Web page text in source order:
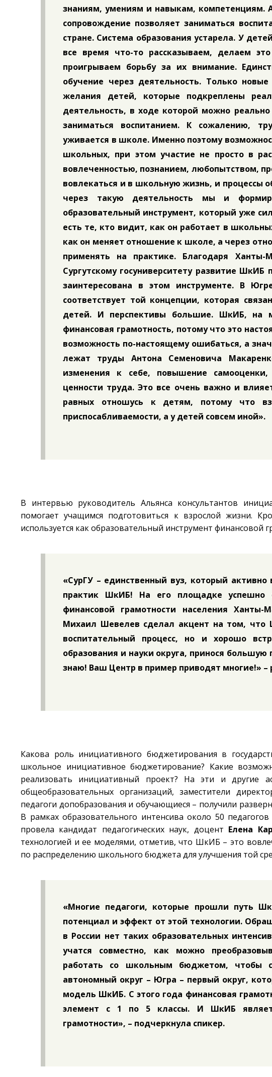
знаниям, умениям и навыкам, компетенциям.
сопровождение позволяет заниматься
стране. Система образования устарела. У
все время что-то рассказываем, делаем
проигрываем борьбу за их внимание.
обучение через деятельность. Только
желания детей, которые подкреплены
деятельность, в ходе которой можно
заниматься воспитанием. К сожалению,
уживается в школе. Именно поэтому
школьных, при этом участие не просто в
вовлеченностью, познанием, любопытством,
вовлекаться и в школьную жизнь, и процессы
через такую деятельность мы и
образовательный инструмент, который уже
есть те, кто видит, как он работает в
как он меняет отношение к школе, а через
применять на практике. Благодаря
Сургутскому госуниверситету развитие ШкИБ
заинтересована в этом инструменте. В
соответствует той концепции, которая
детей. И перспективы большие. ШкИБ, на
финансовая грамотность, потому что это
возможность по-настоящему ошибаться, а
лежат труды Антона Семеновича
изменения к себе, повышение
ценности труда. Это все очень важно и
равных отношусь к детям, потому что
приспосабливаемости, а у детей совсем иной».
В интервью руководитель Альянса консультантов
помогает учащимся подготовиться к взрослой жизни.
используется как образовательный инструмент финансовой
«СурГУ – единственный вуз, который
практик ШкИБ! На его площадке успешно
финансовой грамотности населения
Михаил Шевелев сделал акцент на том, что
воспитательный процесс, но и хорошо
образования и науки округа, принося большую
знаю! Ваш Центр в пример приводят многие!» –
Какова роль инициативного бюджетирования в
школьное инициативное бюджетирование? Какие
реализовать инициативный проект? На эти и другие
общеобразовательных организаций, заместители
педагоги допобразования и обучающиеся – получили
В рамках образовательного интенсива около 50
провела кандидат педагогических наук, доцент Елена
технологией и ее моделями, отметив, что ШкИБ – это
по распределению школьного бюджета для улучшения той
«Многие педагоги, которые прошли путь
потенциал и эффект от этой технологии.
в России нет таких образовательных
учатся совместно, как можно
работать со школьным бюджетом, чтобы
автономный округ – Югра – первый округ,
модель ШкИБ. С этого года финансовая
элемент с 1 по 5 классы. И ШкИБ
грамотности», – подчеркнула спикер.